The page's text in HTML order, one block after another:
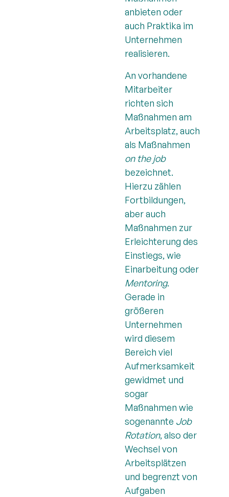
anbieten oder
auch Praktika im
Unternehmen
realisieren.
An vorhandene
Mitarbeiter
richten sich
Maßnahmen am
Arbeitsplatz, auch
als Maßnahmen
on the job
bezeichnet.
Hierzu zählen
Fortbildungen,
aber auch
Maßnahmen zur
Erleichterung des
Einstiegs, wie
Einarbeitung oder
Mentoring.
Gerade in
größeren
Unternehmen
wird diesem
Bereich viel
Aufmerksamkeit
gewidmet und
sogar
Maßnahmen wie
sogenannte Job
Rotation, also der
Wechsel von
Arbeitsplätzen
und begrenzt von
Aufgaben